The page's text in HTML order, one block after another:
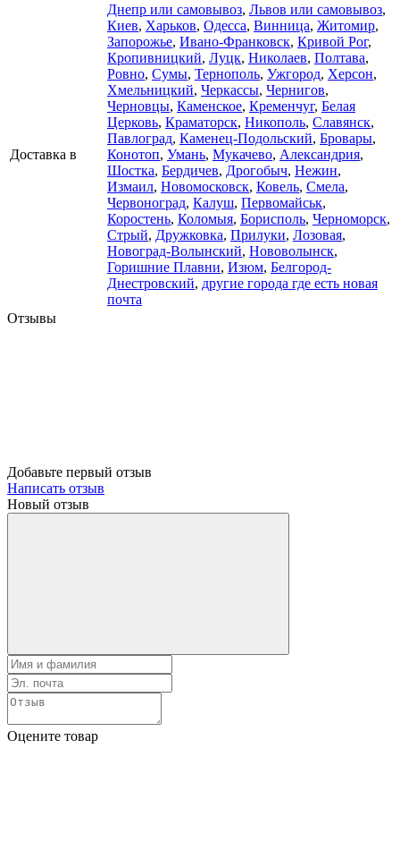
Доставка в
Днепр или самовывоз, Львов или самовывоз,
Киев, Харьков, Одесса, Винница, Житомир,
Запорожье, Ивано-Франковск, Кривой Рог,
Кропивницкий, Луцк, Николаев, Полтава,
Ровно, Сумы, Тернополь, Ужгород, Херсон,
Хмельницкий, Черкассы, Чернигов,
Черновцы, Каменское, Кременчуг, Белая
Церковь, Краматорск, Никополь, Славянск,
Павлоград, Каменец-Подольский, Бровары,
Конотоп, Умань, Мукачево, Александрия,
Шостка, Бердичев, Дрогобыч, Нежин,
Измаил, Новомосковск, Ковель, Смела,
Червоноград, Калуш, Первомайськ,
Коростень, Коломыя, Борисполь, Черноморск,
Стрый, Дружковка, Прилуки, Лозовая,
Новоград-Волынский, Нововолынск,
Горишние Плавни, Изюм, Белгород-
Днестровский, другие города где есть новая
почта
Отзывы
Добавьте первый отзыв
Написать отзыв
Новый отзыв
Оцените товар